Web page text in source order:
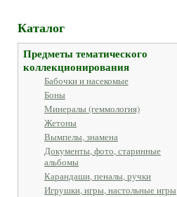
Каталог
Предметы тематического
коллекционирования
Бабочки и насекомые
Боны
Минералы (геммология)
Жетоны
Вымпелы, знамена
Документы, фото, старинные
альбомы
Карандаши, пеналы, ручки
Игрушки, игры, настольные игры